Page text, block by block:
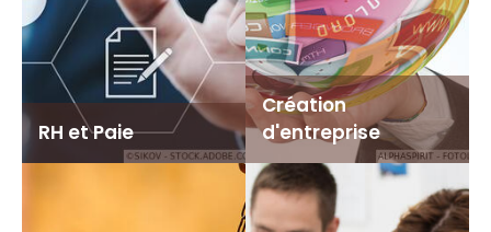
RH et Paie
Création
d'entreprise